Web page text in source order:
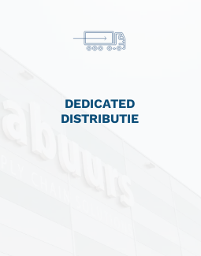
DEDICATED
DISTRIBUTIE